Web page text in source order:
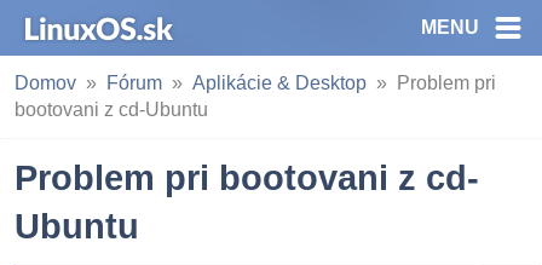
MENU
Domov Fórum Aplikácie & Desktop
Problem pri
bootovani z cd-Ubuntu
Problem pri bootovani z cd-
Ubuntu